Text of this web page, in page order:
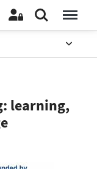
learning,